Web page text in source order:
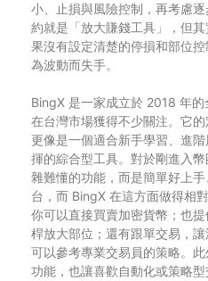
小、止損與風險控制，再考慮
約就是「放大賺錢工具」，但
果沒有設定清楚的停損和部位
為波動而失手。
BingX 是一家成立於 2018 年
在台灣市場獲得不少關注。它
更像是一個適合新手學習、進
揮的綜合型工具。對於剛進入
雜難懂的功能，而是簡單好上
台，而 BingX 在這方面做得相
你可以直接買賣加密貨幣；也
桿放大部位；還有跟單交易，
可以參考專業交易員的策略。
功能，也讓喜歡自動化或策略